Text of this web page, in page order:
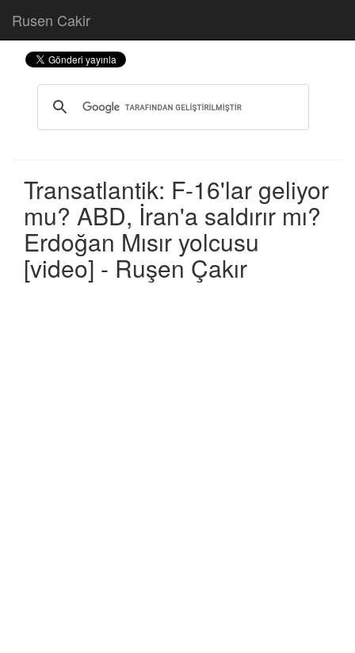
Rusen Cakir
Transatlantik: F-16'lar geliyor
mu? ABD, İran'a saldırır mı?
Erdoğan Mısır yolcusu
[video] - Ruşen Çakır